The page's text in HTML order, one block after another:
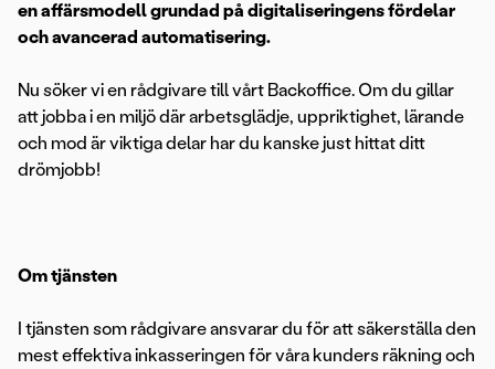
en affärsmodell grundad på digitaliseringens fördelar
och avancerad automatisering.
Nu söker vi en rådgivare till vårt Backoffice. Om du gillar
att jobba i en miljö där arbetsglädje, uppriktighet, lärande
och mod är viktiga delar har du kanske just hittat ditt
drömjobb!
Om tjänsten
I tjänsten som rådgivare ansvarar du för att säkerställa den
mest effektiva inkasseringen för våra kunders räkning och